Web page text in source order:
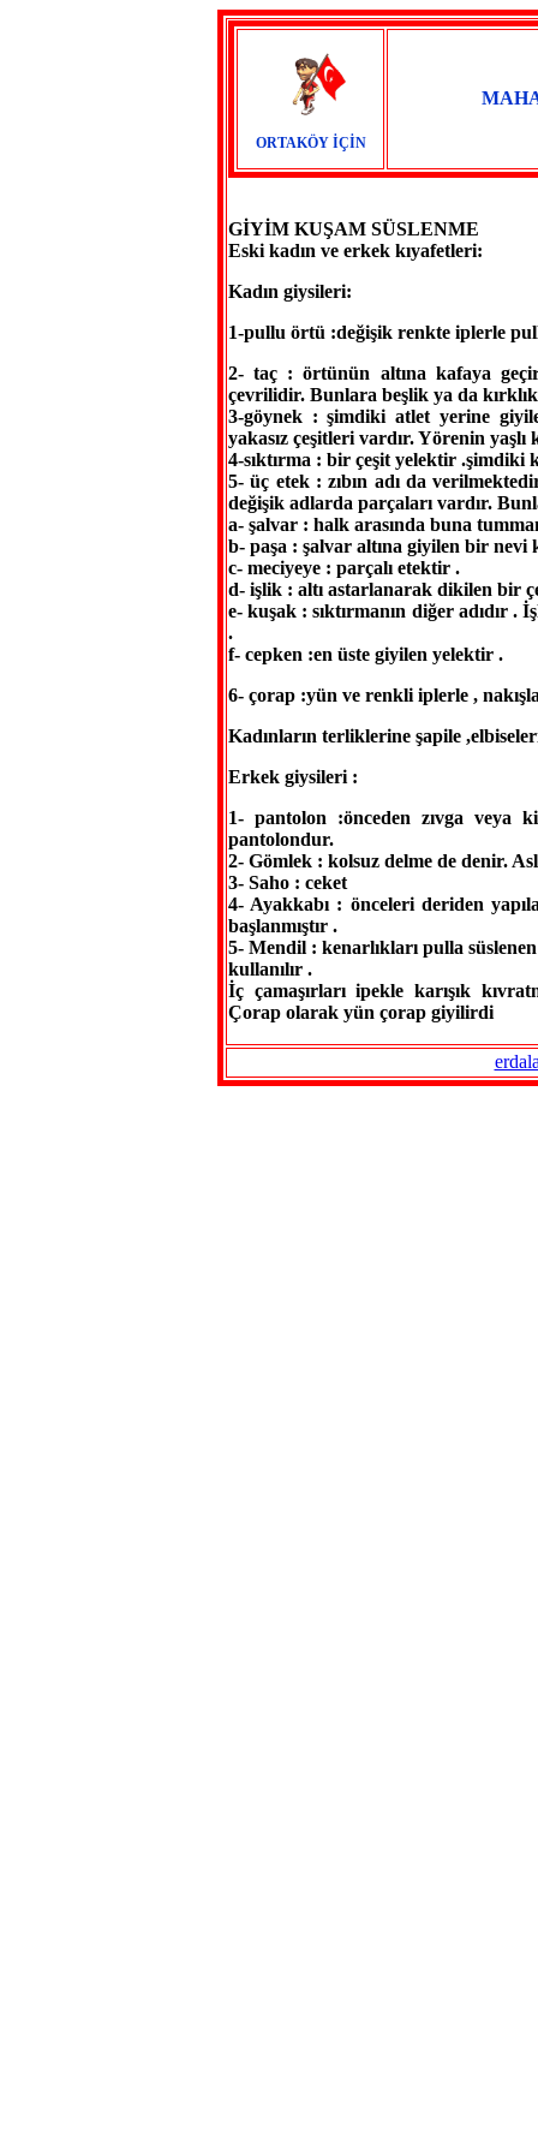
ORTAKÖY İÇİN
GİYİM KUŞAM SÜSLENME
Eski kadın ve erkek kıyafetleri:
Kadın giysileri:
1-pullu örtü :değişik renkte iplerle
2- taç : örtünün altına kafaya
çevrilidir. Bunlara beşlik ya da
3-göynek : şimdiki atlet yerine
yakasız çeşitleri vardır. Yörenin
4-sıktırma : bir çeşit yelektir .şimdiki
5- üç etek : zıbın adı da
değişik adlarda parçaları vardır.
a- şalvar : halk arasında buna
b- paşa : şalvar altına giyilen bir nevi
c- meciyeye : parçalı etektir .
d- işlik : altı astarlanarak dikilen bir
e- kuşak : sıktırmanın diğer adıdır .
.
f- cepken :en üste giyilen yelektir .
6- çorap :yün ve renkli iplerle ,
Kadınların terliklerine şapile
Erkek giysileri :
1- pantolon :önceden zıvga veya
pantolondur.
2- Gömlek : kolsuz delme de denir.
3- Saho : ceket
4- Ayakkabı : önceleri deriden
başlanmıştır .
5- Mendil : kenarlıkları pulla
kullanılır .
İç çamaşırları ipekle karışık
Çorap olarak yün çorap giyilirdi